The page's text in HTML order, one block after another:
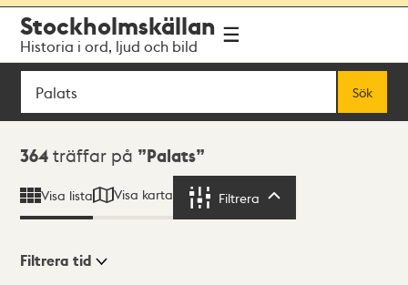
navigationen
huvudinnehållet
Stockholmskällan
Historia i ord, ljud och bild
Sök
Sök
Sökresultat
364 träffar på Palats
Visa lista Visa karta Filtrera
Filtrera tid